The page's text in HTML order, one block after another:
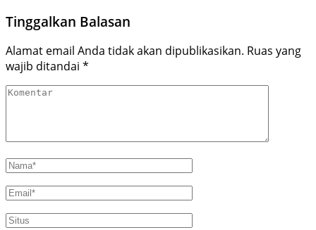
Tinggalkan Balasan
Alamat email Anda tidak akan dipublikasikan. Ruas yang
wajib ditandai *